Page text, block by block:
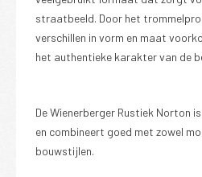
straatbeeld. Door het
verschillen in vorm en maat
het authentieke karakter van de
De Wienerberger Rustiek Norton
en combineert goed met zowel
bouwstijlen.